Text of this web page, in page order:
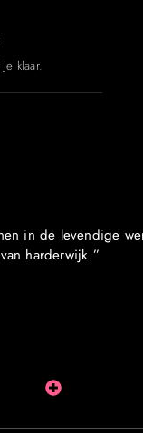
klaar.
in de levendige
van harderwijk ”